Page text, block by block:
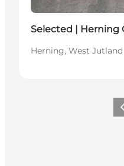
Selected | Herning
Herning, West Jutland